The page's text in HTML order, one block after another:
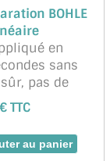
BOHLE-BO602-
BOHLE
en
sans
pas de
de verre
à
du bâtiment,
de la lumière
TTC